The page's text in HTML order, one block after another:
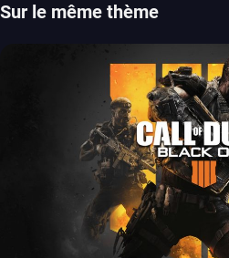
Sur le même thème